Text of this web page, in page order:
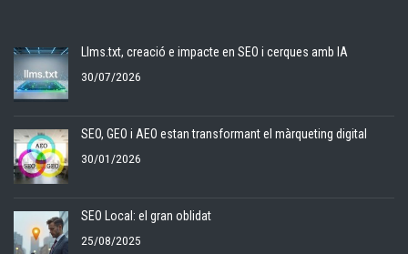
Llms.txt, creació e impacte en SEO i cerques amb IA
30/07/2026
SEO, GEO i AEO estan transformant el màrqueting digital
30/01/2026
SEO Local: el gran oblidat
25/08/2025